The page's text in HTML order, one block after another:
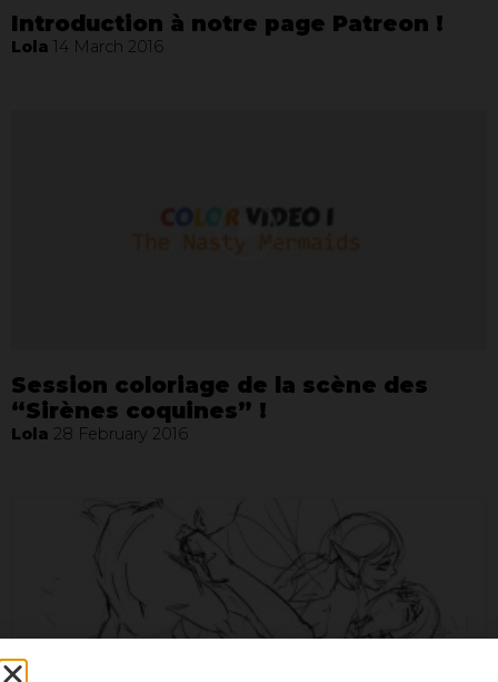
Introduction à notre page Patreon !
Lola 14 March 2016
Session coloriage de la scène des
“Sirènes coquines” !
Lola 28 February 2016